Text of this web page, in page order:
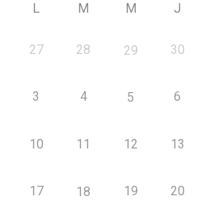
L M M J
27 28 29 30
3 4 5 6
10 11 12 13
17 18 19 20